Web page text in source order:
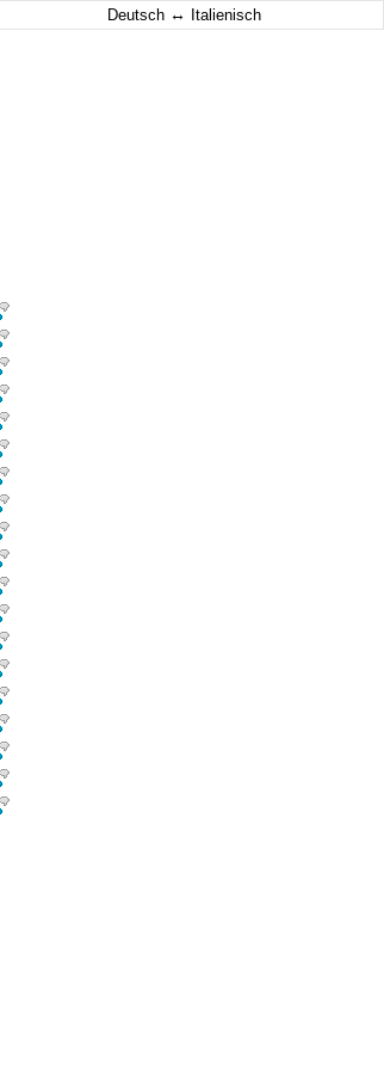
Deutsch ↔ Italienisch